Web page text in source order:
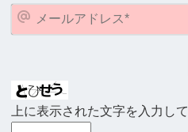
上に表示された文字を入力し